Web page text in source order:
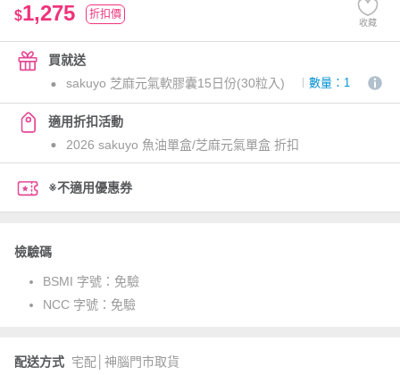
$1,275 折扣價
收藏
買就送
sakuyo 芝麻元氣軟膠囊15日份(30粒入)
數量：1
適用折扣活動
2026 sakuyo 魚油單盒/芝麻元氣單盒 折扣
※不適用優惠券
檢驗碼
BSMI 字號： 免驗
NCC 字號： 免驗
配送方式 宅配│神腦門市取貨